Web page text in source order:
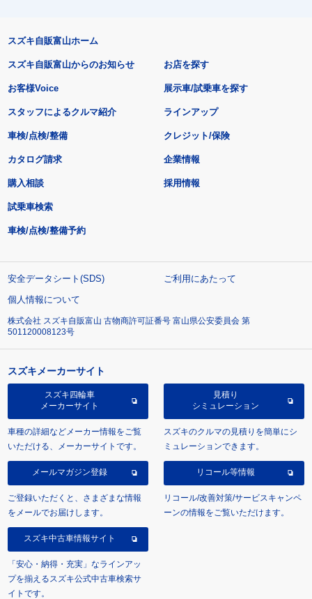
スズキ自販富山ホーム
スズキ自販富山からのお知らせ
お客様Voice
スタッフによるクルマ紹介
お店を探す
展示車/試乗車を探す
ラインアップ
車検/点検/整備 クレジット/保険
カタログ請求
購入相談
試乗車検索
車検/点検/整備予約
企業情報
採用情報
安全データシート(SDS)
ご利用にあたって
個人情報について
株式会社 スズキ自販富山 古物商許可証番号 富山県公安委員会 第
501120008123号
スズキメーカーサイト
スズキ四輪車
メーカーサイト
車種の詳細などメーカー情報をご覧
いただける、メーカーサイトです。
見積り
シミュレーション
スズキのクルマの見積りを簡単にシ
ミュレーションできます。
メールマガジン登録
ご登録いただくと、さまざまな情報
をメールでお届けします。
リコール等情報
リコール/改善対策/サービスキャンペ
ーンの情報をご覧いただけます。
スズキ中古車情報サイト
「安心・納得・充実」なラインアッ
プを揃えるスズキ公式中古車検索サ
イトです。